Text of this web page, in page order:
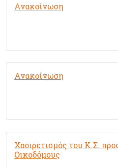
Ανακοίνωση
Ανακοίνωση
Χαοιρετισμός του Κ.Σ.
Οικοδόμους